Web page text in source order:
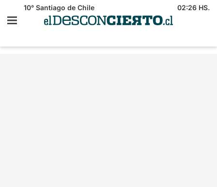
10° Santiago de Chile 02:26 HS.